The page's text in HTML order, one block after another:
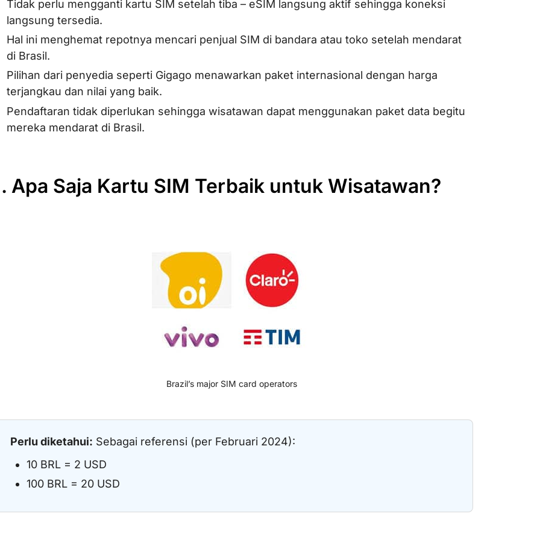
Tidak perlu mengganti kartu SIM setelah tiba – eSIM langsung aktif sehingga koneksi
langsung tersedia.
Hal ini menghemat repotnya mencari penjual SIM di bandara atau toko setelah mendarat
di Brasil.
Pilihan dari penyedia seperti Gigago menawarkan paket internasional dengan harga
terjangkau dan nilai yang baik.
Pendaftaran tidak diperlukan sehingga wisatawan dapat menggunakan paket data begitu
mereka mendarat di Brasil.
Apa Saja Kartu SIM Terbaik untuk Wisatawan?
Brazil’s major SIM card operators
Perlu diketahui: Sebagai referensi (per Februari 2024):
10 BRL = 2 USD
100 BRL = 20 USD